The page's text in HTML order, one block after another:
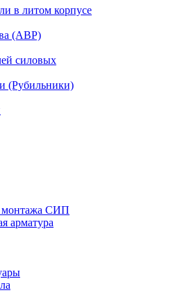
в литом корпусе
(АВР)
силовых
(Рубильники)
монтажа СИП
арматура